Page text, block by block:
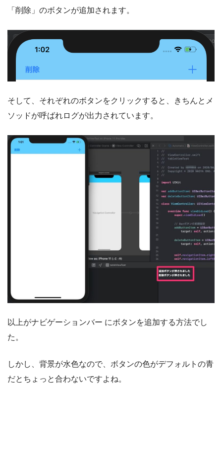
「削除」のボタンが追加されます。
そして、それぞれのボタンをクリックすると、きちんとメ
ソッドが呼ばれログが出力されています。
以上がナビゲーションバー にボタンを追加する方法でし
た。
しかし、背景が水色なので、ボタンの色がデフォルトの青
だとちょっと合わないですよね。